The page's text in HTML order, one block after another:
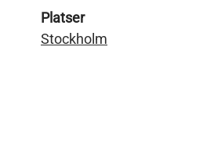
Platser
Stockholm